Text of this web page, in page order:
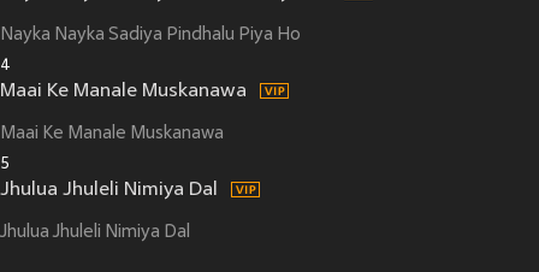
Nayka Nayka Sadiya Pindhalu Piya Ho
4
Maai Ke Manale Muskanawa
Maai Ke Manale Muskanawa
5
Jhulua Jhuleli Nimiya Dal
Jhulua Jhuleli Nimiya Dal